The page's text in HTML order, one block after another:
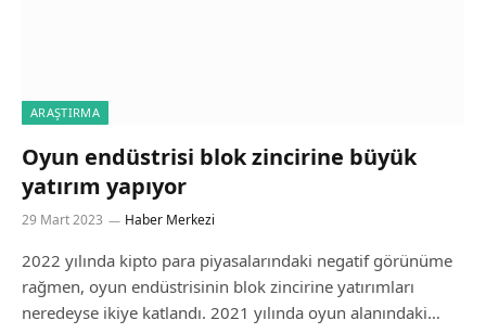
ARAŞTIRMA
Oyun endüstrisi blok zincirine büyük
yatırım yapıyor
29 Mart 2023 Haber Merkezi
2022 yılında kipto para piyasalarındaki negatif görünüme
rağmen, oyun endüstrisinin blok zincirine yatırımları
neredeyse ikiye katlandı. 2021 yılında oyun alanındaki…